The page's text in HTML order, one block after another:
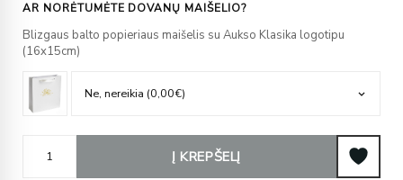
AR NORĖTUMĖTE DOVANŲ MAIŠELIO?
Blizgaus balto popieriaus maišelis su Aukso Klasika logotipu
(16x15cm)
Į KREPŠELĮ